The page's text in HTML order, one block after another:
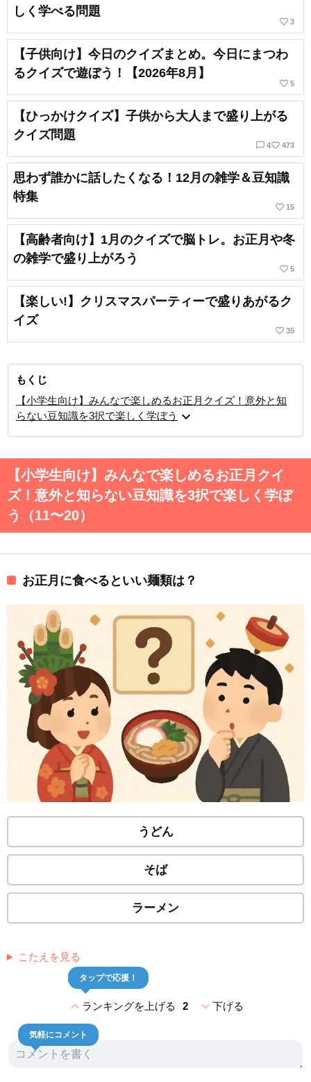
しく学べる問題
favorite_border 3
【子供向け】今日のクイズまとめ。今日にまつわ
るクイズで遊ぼう！【2026年8月】
favorite_border 5
【ひっかけクイズ】子供から大人まで盛り上がる
クイズ問題
chat_bubble_outline 4favorite_border 473
思わず誰かに話したくなる！12月の雑学＆豆知識
特集
favorite_border 15
【高齢者向け】1月のクイズで脳トレ。お正月や冬
の雑学で盛り上がろう
favorite_border 5
【楽しい!】クリスマスパーティーで盛りあがるク
イズ
favorite_border 35
もくじ
【小学生向け】みんなで楽しめるお正月クイズ！意外と知
らない豆知識を3択で楽しく学ぼう expand_more
【小学生向け】みんなで楽しめるお正月クイ
ズ！意外と知らない豆知識を3択で楽しく学ぼ
う（11〜20）
お正月に食べるといい麺類は？
うどん
そば
ラーメン
こたえを見る
expand_lessランキングを上げる 2
タップで応援！
expand_more下げる
気軽にコメント